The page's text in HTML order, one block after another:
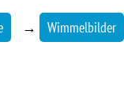
→ Wimmelbilder